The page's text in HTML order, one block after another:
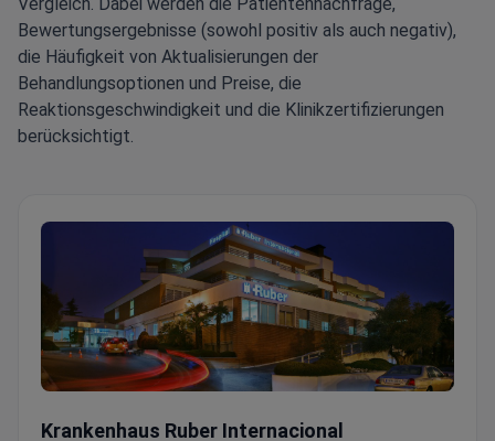
Bewertungsergebnisse (sowohl positiv als auch negativ),
die Häufigkeit von Aktualisierungen der
Behandlungsoptionen und Preise, die
Reaktionsgeschwindigkeit und die Klinikzertifizierungen
berücksichtigt.
Krankenhaus Ruber Internacional